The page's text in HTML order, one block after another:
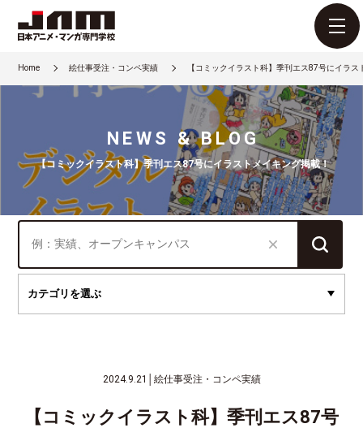
Home 絵仕事受注・コンペ実績 【コミックイラスト科】季刊エス87号にイラ
NEWS & BLOG
【コミックイラスト科】季刊エス87号にイラストメイキング掲載！
2024.9.21 絵仕事受注・コンペ実績
【コミックイラスト科】季刊エス87号